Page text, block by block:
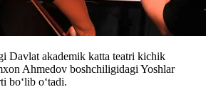
Davlat akademik katta teatri kichik
Ahmedov boshchiligidagi Yoshlar
boʻlib oʻtadi.